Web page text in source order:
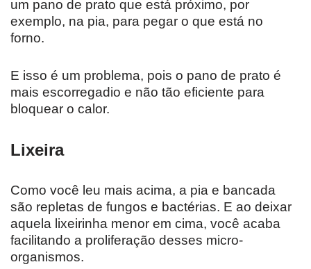
um pano de prato que está próximo, por
exemplo, na pia, para pegar o que está no
forno.
E isso é um problema, pois o pano de prato é
mais escorregadio e não tão eficiente para
bloquear o calor.
Lixeira
Como você leu mais acima, a pia e bancada
são repletas de fungos e bactérias. E ao deixar
aquela lixeirinha menor em cima, você acaba
facilitando a proliferação desses micro-
organismos.